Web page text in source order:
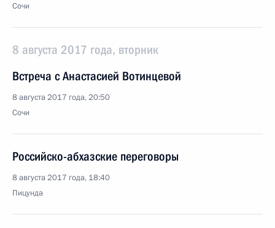
Сочи
8 августа 2017 года, вторник
Встреча с Анастасией Вотинцевой
8 августа 2017 года, 20:50
Сочи
Российско-абхазские переговоры
8 августа 2017 года, 18:40
Пицунда